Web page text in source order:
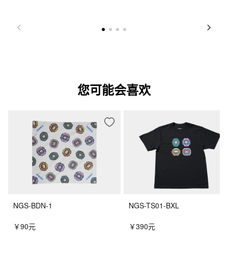
您可能会喜欢
NGS-BDN-1
￥90元
NGS-TS01-BXL
￥390元